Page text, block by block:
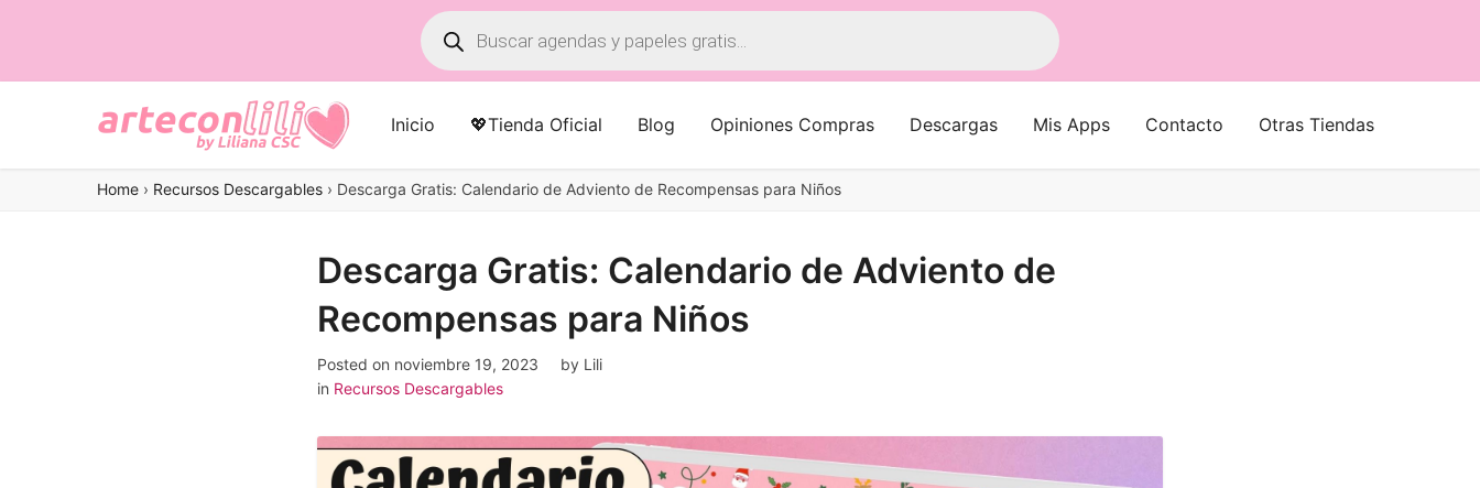
Búsqueda
de
productos
Inicio 💖Tienda Oficial Blog Opiniones Compras Descargas Mis Apps Contacto Otras Tiendas
Home › Recursos Descargables › Descarga Gratis: Calendario de Adviento de Recompensas para Niños
Descarga Gratis: Calendario de Adviento de
Recompensas para Niños
Posted on noviembre 19, 2023 by Lili
in Recursos Descargables